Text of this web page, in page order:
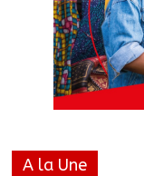
A la Une